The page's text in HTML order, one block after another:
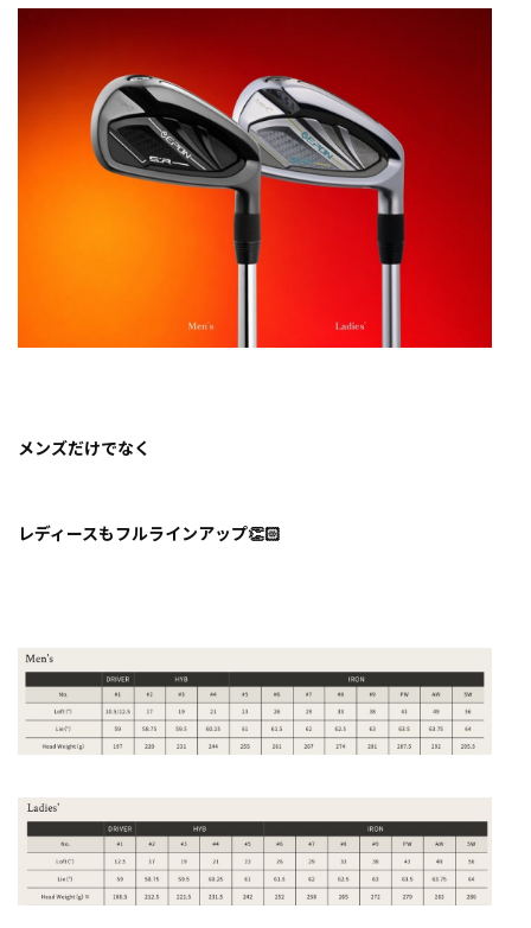
メンズだけでなく
レディースもフルラインアップ👏🏻